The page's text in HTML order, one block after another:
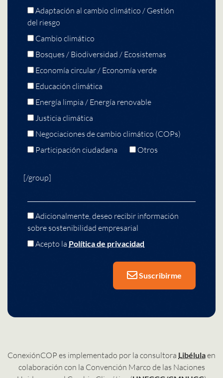
Adaptación al cambio climático / Gestión
del riesgo
Cambio climático
Bosques / Biodiversidad / Ecosistemas
Economía circular / Economía verde
Educación climática
Energía limpia / Energía renovable
Justicia climática
Negociaciones de cambio climático (COPs)
Participación ciudadana
Otros
[/group]
Adicionalmente, deseo recibir información
sobre sostenibilidad empresarial
Acepto la Política de privacidad
Suscribirme
ConexiónCOP es implementado por la consultora Libélulaen
colaboración con la Convención Marco de las Naciones